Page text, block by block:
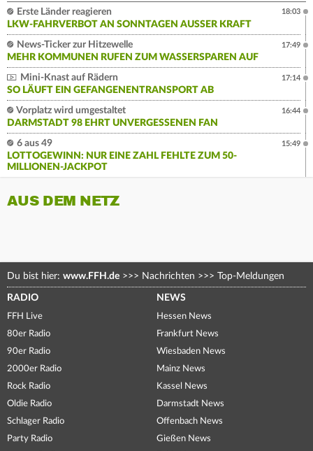
Erste Länder reagieren
LKW-FAHRVERBOT AN SONNTAGEN AUSSER KRAFT
18:03
News-Ticker zur Hitzewelle
MEHR KOMMUNEN RUFEN ZUM WASSERSPAREN AUF
17:49
Mini-Knast auf Rädern
SO LÄUFT EIN GEFANGENENTRANSPORT AB
17:14
Vorplatz wird umgestaltet
DARMSTADT 98 EHRT UNVERGESSENEN FAN
16:44
6 aus 49
LOTTOGEWINN: NUR EINE ZAHL FEHLTE ZUM 50-
MILLIONEN-JACKPOT
15:49
AUS DEM NETZ
Du bist hier: www.FFH.de >>> Nachrichten >>> Top-Meldungen
RADIO
FFH Live
80er Radio
90er Radio
2000er Radio
Rock Radio
Oldie Radio
Schlager Radio
Party Radio
NEWS
Hessen News
Frankfurt News
Wiesbaden News
Mainz News
Kassel News
Darmstadt News
Offenbach News
Gießen News